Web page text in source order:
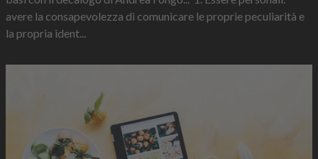
avere la consapevolezza di comunicare le proprie peculiarità e
la propria ident...